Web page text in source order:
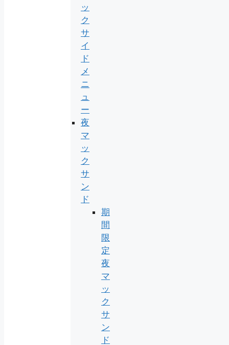
ッ
ク
サ
イ
ド
メ
ニ
ュ
ー
夜
マ
ッ
ク
サ
ン
ド
期
間
限
定
夜
マ
ッ
ク
サ
ン
ド